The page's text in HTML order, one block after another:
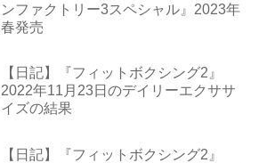
ンファクトリー3スペシャル』2023年
春発売
【日記】『フィットボクシング2』
2022年11月23日のデイリーエクササ
イズの結果
【日記】『フィットボクシング2』